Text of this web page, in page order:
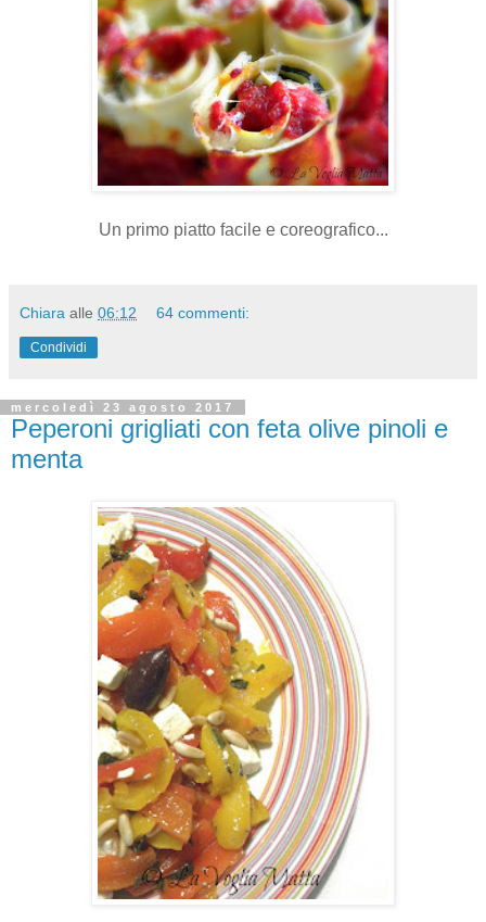
Un primo piatto facile e coreografico...
Chiara alle 06:12 64 commenti:
Condividi
mercoledì 23 agosto 2017
Peperoni grigliati con feta olive pinoli e
menta